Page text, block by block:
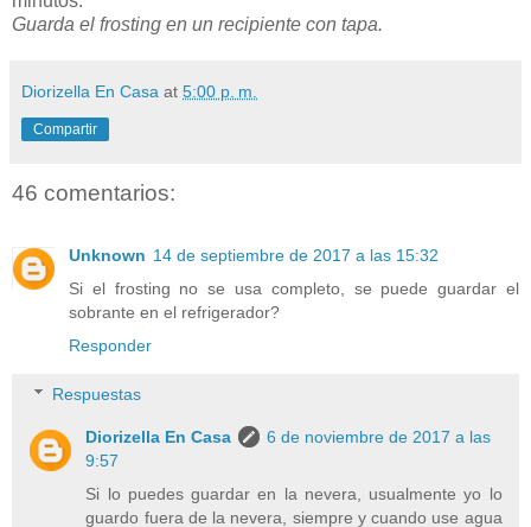
Guarda el frosting en un recipiente con tapa.
Diorizella En Casa at 5:00 p. m.
Compartir
46 comentarios:
Unknown 14 de septiembre de 2017 a las 15:32
Si el frosting no se usa completo, se puede guardar el
sobrante en el refrigerador?
Responder
Respuestas
Diorizella En Casa
6 de noviembre de 2017 a las
9:57
Si lo puedes guardar en la nevera, usualmente yo lo
guardo fuera de la nevera, siempre y cuando use agua